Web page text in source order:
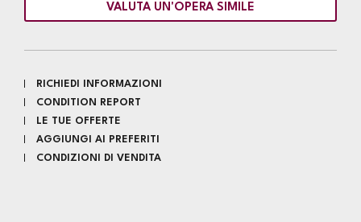
VALUTA UN'OPERA SIMILE
RICHIEDI INFORMAZIONI
CONDITION REPORT
LE TUE OFFERTE
AGGIUNGI AI PREFERITI
CONDIZIONI DI VENDITA